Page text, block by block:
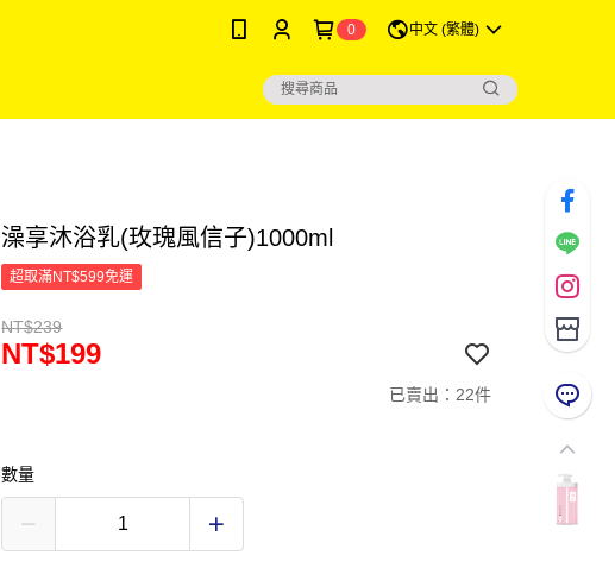
0 中文 (繁體)
澡享沐浴乳(玫瑰風信子)1000ml
超取滿NT$599免運
NT$239
NT$199
已賣出：22件
數量